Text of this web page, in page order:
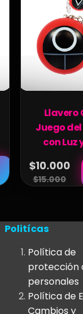
Llavero
Juego
con Luz
$15.000
$10.000
Este
producto
variantes.
opciones
se
pueden
elegir
Politícas
Política de
protección
personales
Política de
Cambios y